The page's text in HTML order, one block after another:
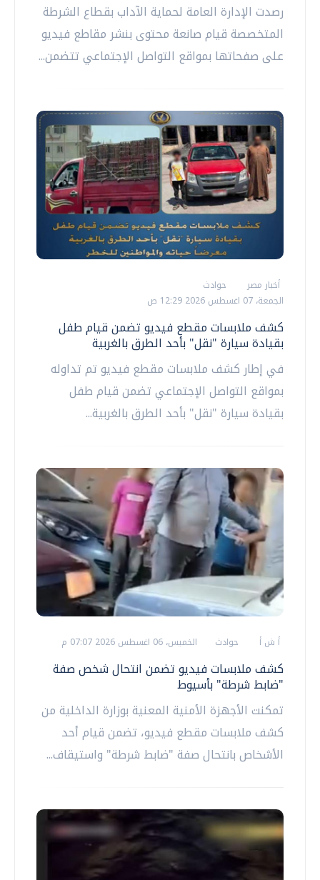
رصدت الإدارة العامة لحماية الآداب بقطاع الشرطة
المتخصصة قيام صانعة محتوى بنشر مقاطع فيديو
على صفحاتها بمواقع التواصل الإجتماعي تتضمن...
أخبار مصر
حوادث
الجمعة، 07 اغسطس 2026 12:29 ص
كشف ملابسات مقطع فيديو تضمن قيام طفل
بقيادة سيارة "نقل" بأحد الطرق بالغربية
في إطار كشف ملابسات مقطع فيديو تم تداوله
بمواقع التواصل الإجتماعي تضمن قيام طفل
بقيادة سيارة "نقل" بأحد الطرق بالغربية...
أ ش أ حوادث الخميس، 06 اغسطس 2026 07:07 م
كشف ملابسات فيديو تضمن انتحال شخص صفة
"ضابط شرطة" بأسيوط
تمكنت الأجهزة الأمنية المعنية بوزارة الداخلية من
كشف ملابسات مقطع فيديو، تضمن قيام أحد
الأشخاص بانتحال صفة "ضابط شرطة" واستيقاف...